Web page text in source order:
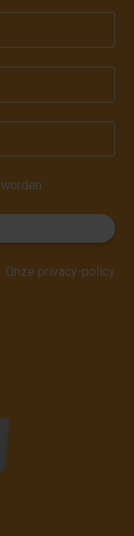
Onze privacy-policy